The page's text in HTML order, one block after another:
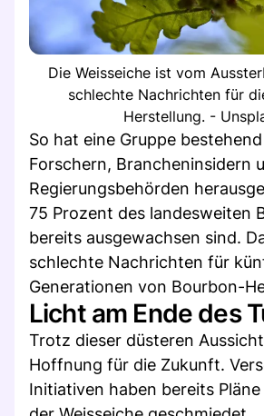
Die Weisseiche ist vom
schlechte Nachrichten für
Herstellung. -
So hat eine Gruppe
Forschern, Brancheninsidern
Regierungsbehörden
75 Prozent des landesweiten
bereits ausgewachsen sind.
schlechte Nachrichten für
Generationen von Bourbon-
Licht am Ende des
Trotz dieser düsteren
Hoffnung für die Zukunft.
Initiativen haben bereits